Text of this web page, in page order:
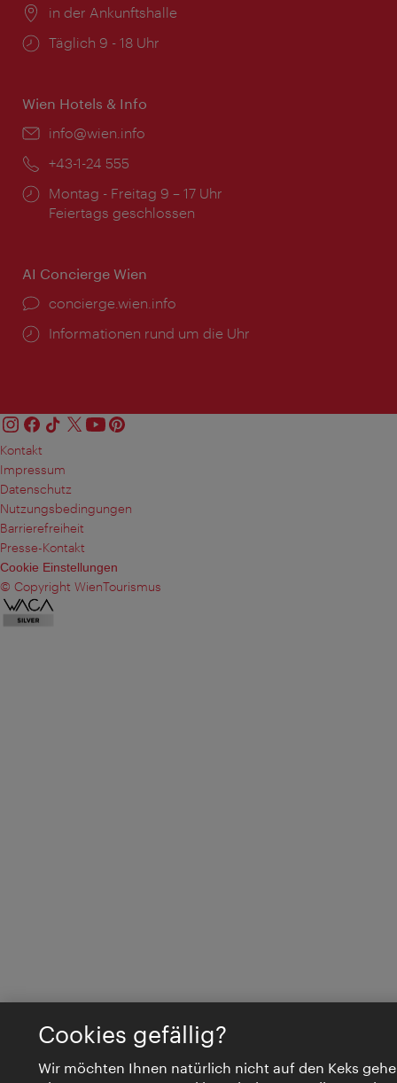
Ort:
in der Ankunftshalle
Öffnungszeiten:
Täglich 9 - 18 Uhr
Wien Hotels & Info
Email:
info@wien.info
Telefon:
+43-1-24 555
Öffnungszeiten:
Montag - Freitag 9 – 17 Uhr
Feiertags geschlossen
AI Concierge Wien
Ort:
concierge.wien.info
Öffnungszeiten:
Informationen rund um die Uhr
Kontakt
Impressum
Datenschutz
Nutzungsbedingungen
Barrierefreiheit
Presse-Kontakt
Cookie Einstellungen
© Copyright WienTourismus
Cookies gefällig?
Wir möchten Ihnen natürlich nicht auf den Keks